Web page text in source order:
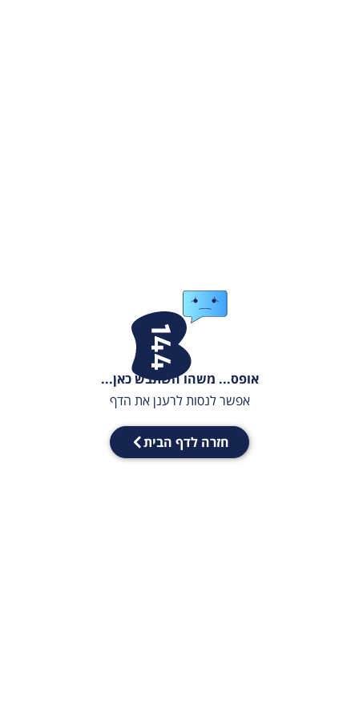
אופס... משהו השתבש כאן...
אפשר לנסות לרענן את הדף
חזרה לדף הבית